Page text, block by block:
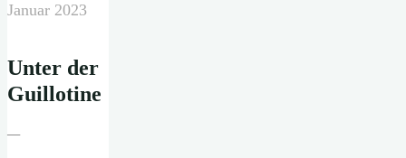
Januar 2023
Unter der
Guillotine
—